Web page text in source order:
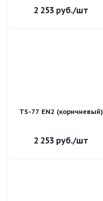
2 253руб./шт
TS-77 EN2 (коричневый)
2 253руб./шт